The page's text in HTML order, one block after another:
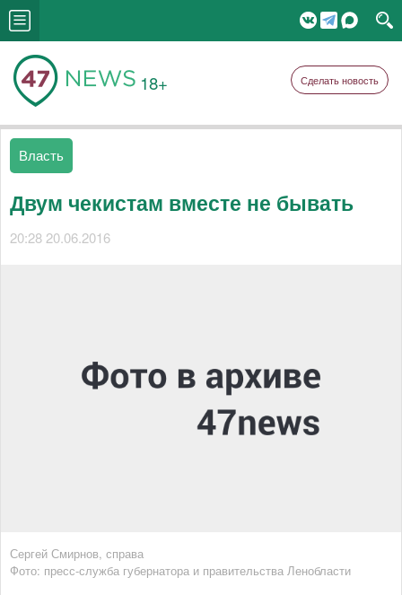
18+ Сделать новость
Власть
Двум чекистам вместе не бывать
20:28 20.06.2016
Сергей Смирнов, справа
Фото: пресс-служба губернатора и правительства Ленобласти